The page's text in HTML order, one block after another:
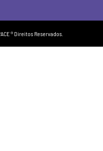
® Direitos Reservados.